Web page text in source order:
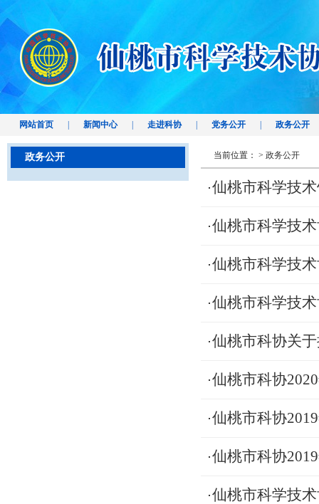
网站首页 新闻中心 走进科协 党务公开 政务公开
政务公开 当前位置： > 政务公开
仙桃市科学技
仙桃市科学技
仙桃市科学技
仙桃市科学技
仙桃市科协关
仙桃市科协
仙桃市科协
仙桃市科协
仙桃市科学技